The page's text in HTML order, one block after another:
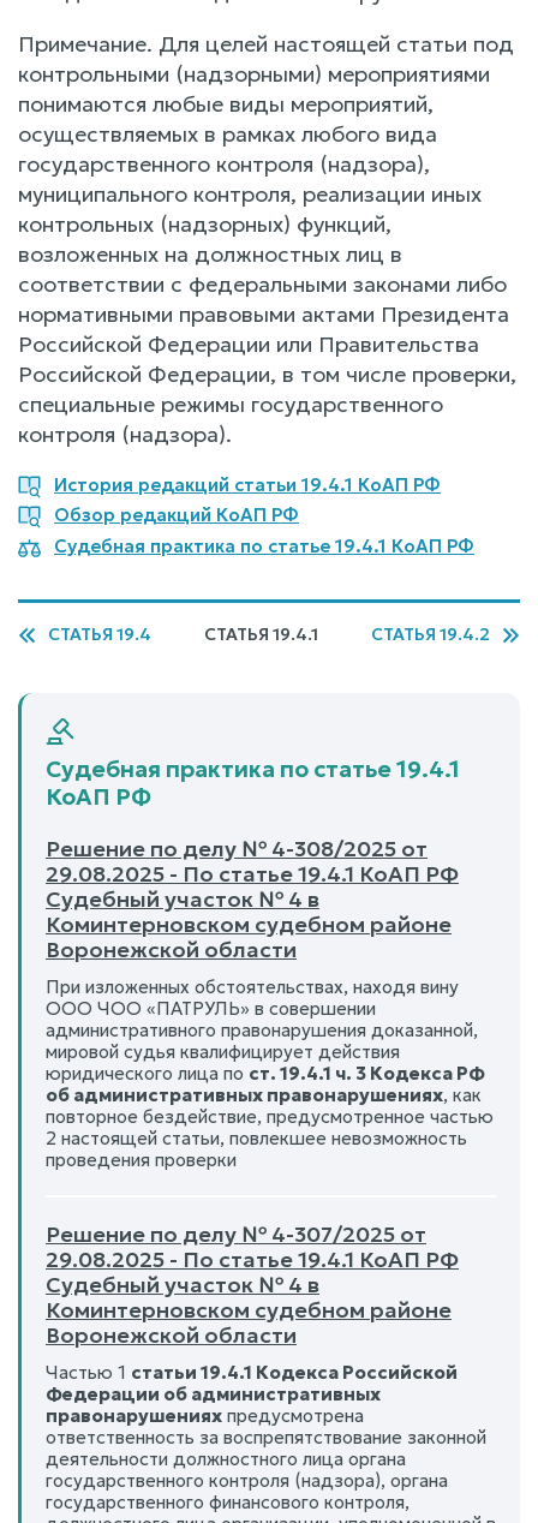
Примечание. Для целей настоящей статьи под
контрольными (надзорными) мероприятиями
понимаются любые виды мероприятий,
осуществляемых в рамках любого вида
государственного контроля (надзора),
муниципального контроля, реализации иных
контрольных (надзорных) функций,
возложенных на должностных лиц в
соответствии с федеральными законами либо
нормативными правовыми актами Президента
Российской Федерации или Правительства
Российской Федерации, в том числе проверки,
специальные режимы государственного
контроля (надзора).
История редакций статьи 19.4.1 КоАП РФ
Обзор редакций КоАП РФ
Судебная практика по статье 19.4.1 КоАП РФ
СТАТЬЯ 19.4 СТАТЬЯ 19.4.1 СТАТЬЯ 19.4.2
Судебная практика по статье 19.4.1
КоАП РФ
Решение по делу № 4-308/2025 от
29.08.2025 - По статье 19.4.1 КоАП РФ
Судебный участок № 4 в
Коминтерновском судебном районе
Воронежской области
При изложенных обстоятельствах, находя вину
ООО ЧОО «ПАТРУЛЬ» в совершении
административного правонарушения доказанной,
мировой судья квалифицирует действия
юридического лица по ст. 19.4.1 ч. 3 Кодекса РФ
об административных правонарушениях, как
повторное бездействие, предусмотренное частью
2 настоящей статьи, повлекшее невозможность
проведения проверки
Решение по делу № 4-307/2025 от
29.08.2025 - По статье 19.4.1 КоАП РФ
Судебный участок № 4 в
Коминтерновском судебном районе
Воронежской области
Частью 1 статьи 19.4.1 Кодекса Российской
Федерации об административных
правонарушениях предусмотрена
ответственность за воспрепятствование законной
деятельности должностного лица органа
государственного контроля (надзора), органа
государственного финансового контроля,